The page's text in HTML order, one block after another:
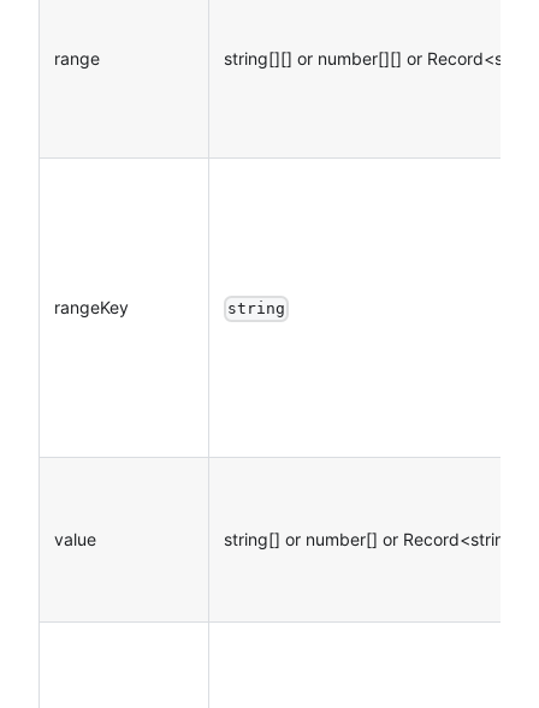
range string[][] or number[][] or
rangeKey string
value string[] or number[] or Record<string,